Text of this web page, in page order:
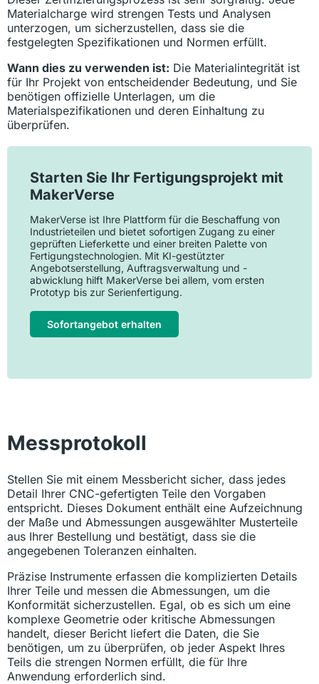
Materialcharge wird strengen Tests und Analysen
unterzogen, um sicherzustellen, dass sie die
festgelegten Spezifikationen und Normen erfüllt.
Wann dies zu verwenden ist: Die Materialintegrität ist
für Ihr Projekt von entscheidender Bedeutung, und Sie
benötigen offizielle Unterlagen, um die
Materialspezifikationen und deren Einhaltung zu
überprüfen.
Starten Sie Ihr Fertigungsprojekt mit
MakerVerse
MakerVerse ist Ihre Plattform für die Beschaffung von
Industrieteilen und bietet sofortigen Zugang zu einer
geprüften Lieferkette und einer breiten Palette von
Fertigungstechnologien. Mit KI-gestützter
Angebotserstellung, Auftragsverwaltung und -
abwicklung hilft MakerVerse bei allem, vom ersten
Prototyp bis zur Serienfertigung.
Sofortangebot erhalten
Messprotokoll
Stellen Sie mit einem Messbericht sicher, dass jedes
Detail Ihrer CNC-gefertigten Teile den Vorgaben
entspricht. Dieses Dokument enthält eine Aufzeichnung
der Maße und Abmessungen ausgewählter Musterteile
aus Ihrer Bestellung und bestätigt, dass sie die
angegebenen Toleranzen einhalten.
Präzise Instrumente erfassen die komplizierten Details
Ihrer Teile und messen die Abmessungen, um die
Konformität sicherzustellen. Egal, ob es sich um eine
komplexe Geometrie oder kritische Abmessungen
handelt, dieser Bericht liefert die Daten, die Sie
benötigen, um zu überprüfen, ob jeder Aspekt Ihres
Teils die strengen Normen erfüllt, die für Ihre
Anwendung erforderlich sind.